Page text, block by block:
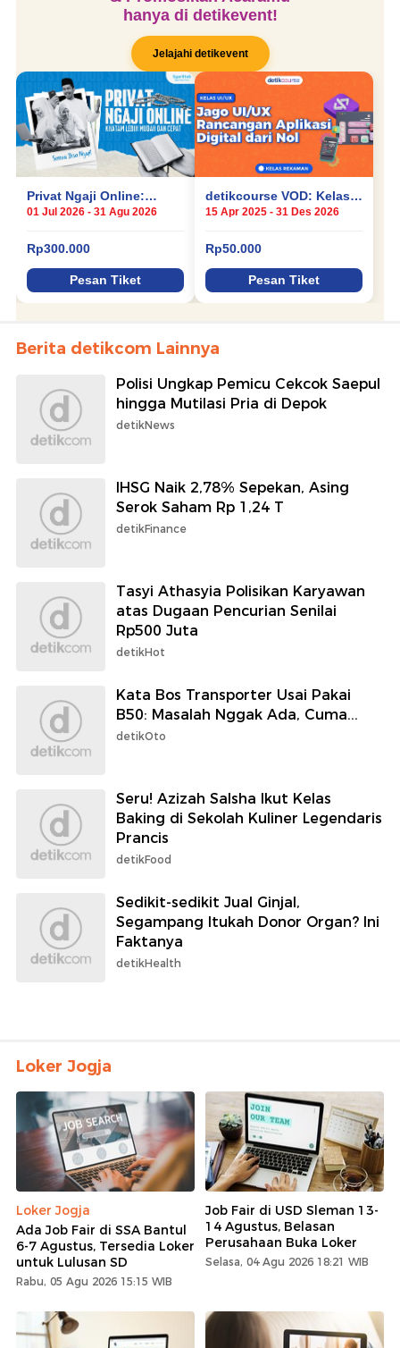
Berita detikcom Lainnya
Polisi Ungkap Pemicu Cekcok Saepul
hingga Mutilasi Pria di Depok
detikNews
IHSG Naik 2,78% Sepekan, Asing
Serok Saham Rp 1,24 T
detikFinance
Tasyi Athasyia Polisikan Karyawan
atas Dugaan Pencurian Senilai
Rp500 Juta
detikHot
Kata Bos Transporter Usai Pakai
B50: Masalah Nggak Ada, Cuma...
detikOto
Seru! Azizah Salsha Ikut Kelas
Baking di Sekolah Kuliner Legendaris
Prancis
detikFood
Sedikit-sedikit Jual Ginjal,
Segampang Itukah Donor Organ? Ini
Faktanya
detikHealth
Loker Jogja
Loker Jogja
Ada Job Fair di SSA Bantul
6-7 Agustus, Tersedia Loker
untuk Lulusan SD
Rabu, 05 Agu 2026 15:15 WIB
Job Fair di USD Sleman 13-
14 Agustus, Belasan
Perusahaan Buka Loker
Selasa, 04 Agu 2026 18:21 WIB